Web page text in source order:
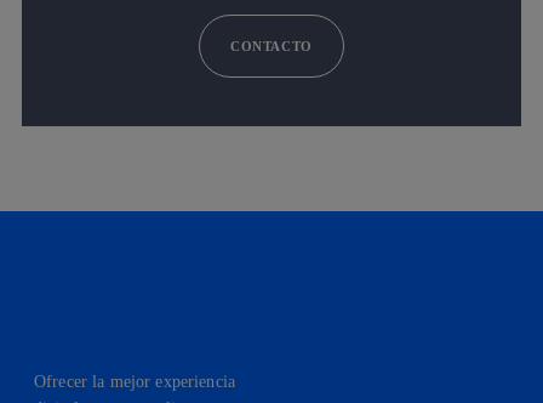
CONTACTO
Ofrecer la mejor experiencia